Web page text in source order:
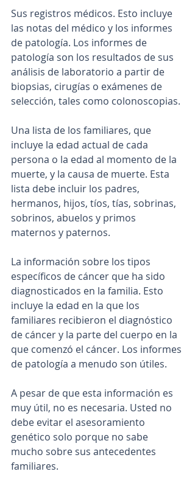
Sus registros médicos. Esto incluye
las notas del médico y los informes
de patología. Los informes de
patología son los resultados de sus
análisis de laboratorio a partir de
biopsias, cirugías o exámenes de
selección, tales como colonoscopias.
Una lista de los familiares, que
incluye la edad actual de cada
persona o la edad al momento de la
muerte, y la causa de muerte. Esta
lista debe incluir los padres,
hermanos, hijos, tíos, tías, sobrinas,
sobrinos, abuelos y primos
maternos y paternos.
La información sobre los tipos
específicos de cáncer que ha sido
diagnosticados en la familia. Esto
incluye la edad en la que los
familiares recibieron el diagnóstico
de cáncer y la parte del cuerpo en la
que comenzó el cáncer. Los informes
de patología a menudo son útiles.
A pesar de que esta información es
muy útil, no es necesaria. Usted no
debe evitar el asesoramiento
genético solo porque no sabe
mucho sobre sus antecedentes
familiares.